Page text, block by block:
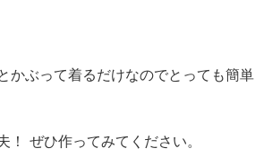
かぶって着るだけなのでとっても簡単
ぜひ作ってみてください。